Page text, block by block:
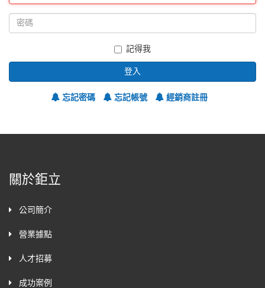
記得我
登入
忘記密碼 忘記帳號 經銷商註冊
關於鉅立
公司簡介
營業據點
人才招募
成功案例